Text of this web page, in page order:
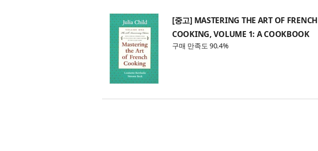
[중고] MASTERING THE ART OF FRENCH
COOKING, VOLUME 1: A COOKBOOK
구매 만족도 90.4%